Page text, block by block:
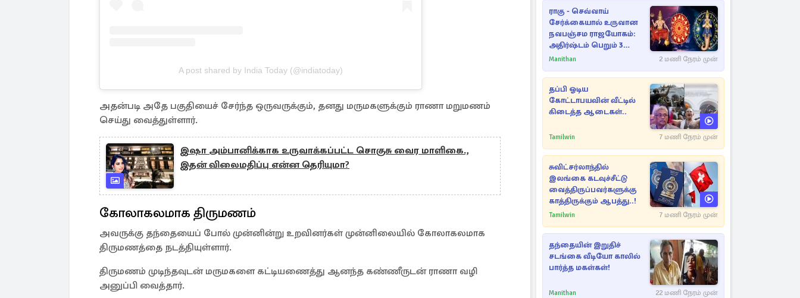
A post shared by India Today (@indiatoday)
அதன்படி அதே பகுதியைச் சேர்ந்த ஒருவருக்கும், தனது மருமகளுக்கும் ராணா மறுமணம்
செய்து வைத்துள்ளார்.
இஷா அம்பானிக்காக உருவாக்கப்பட்ட சொகுசு வைர மாளிகை.,
இதன் விலைமதிப்பு என்ன தெரியுமா?
கோலாகலமாக திருமணம்
அவருக்கு தந்தையைப் போல் முன்னின்று உறவினர்கள் முன்னிலையில் கோலாகலமாக
திருமணத்தை நடத்தியுள்ளார்.
திருமணம் முடிந்தவுடன் மருமகளை கட்டியணைத்து ஆனந்த கண்ணீருடன் ராணா வழி
அனுப்பி வைத்தார்.
ராகு - செவ்வாய்
சேர்க்கையால் உருவான
நவபஞ்சம ராஜயோகம்:
அதிர்ஷ்டம் பெறும் 3
ராசிகள்!
Manithan 2 மணி நேரம் முன்
தப்பி ஓடிய
கோட்டாபயவின் வீட்டில்
கிடைத்த ஆடைகள்..
Tamilwin 7 மணி நேரம் முன்
சுவிட்சர்லாந்தில்
இலங்கை கடவுச்சீட்டு
வைத்திருப்பவர்களுக்கு
காத்திருக்கும் ஆபத்து..!
Tamilwin 7 மணி நேரம் முன்
தந்தையின் இறுதிச்
சடங்கை வீடியோ காலில்
பார்த்த மகள்கள்!
Manithan 22 மணி நேரம் முன்